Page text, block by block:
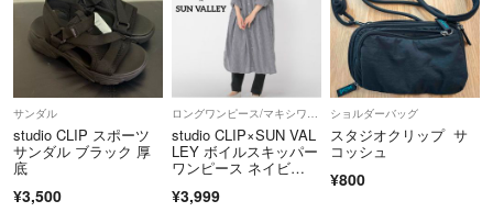
サンダル
studio CLIP スポーツ
サンダル ブラック 厚
底
¥3,500
studio CLIP×SUN VAL
LEY ボイルスキッパー
ワンピース ネイビ
ン ロングシャツワンピ
¥3,999
ショルダーバッグ
スタジオクリップ サ
コッシュ
¥800